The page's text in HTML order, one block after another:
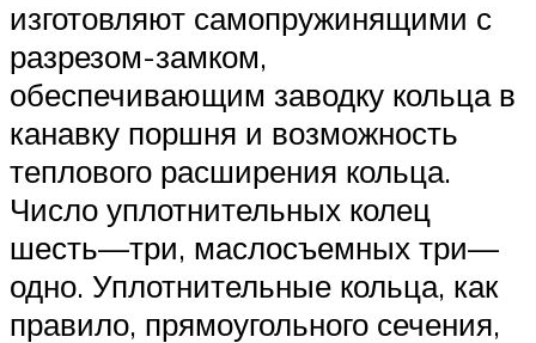
изготовляют самопружинящими с
разрезом-замком,
обеспечивающим заводку кольца в
канавку поршня и воз­можность
теплового расширения кольца.
Число уплотнительных колец
шесть—три, маслосъемных три—
одно. Уплотнительные кольца, как
правило, прямоугольного сечения,